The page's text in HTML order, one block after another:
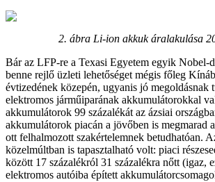
2. ábra Li-ion akkuk áralakulása
Bár az LFP-re a Texasi Egyetem egyik Nobel-
benne rejlő üzleti lehetőséget mégis főleg
évtizedének közepén, ugyanis jó
elektromos járműiparának akkumulátorokkal
akkumulátorok 99 százalékát az ázsiai
akkumulátorok piacán a jövőben is megmarad
ott felhalmozott szakértelemnek betudhatóan.
közelmúltban is tapasztalható volt: piaci
között 17 százalékról 31 százalékra nőtt (igaz,
elektromos autóiba épített